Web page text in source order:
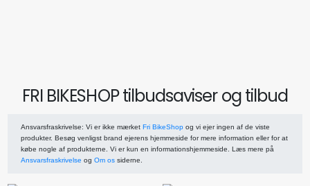
FRI BIKESHOP tilbudsaviser og tilbud
Ansvarsfraskrivelse: Vi er ikke mærket Fri BikeShop og vi ejer ingen af de viste
produkter. Besøg venligst brand ejerens hjemmeside for mere information eller for at
købe nogle af produkterne. Vi er kun en informationshjemmeside. Læs mere på
Ansvarsfraskrivelse og Om os siderne.